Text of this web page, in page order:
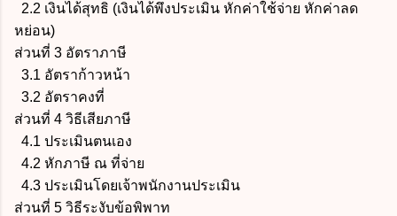
2.2 เงินได้สุทธิ (เงินได้พึงประเมิน หักค่าใช้จ่าย หักค่าลด
หย่อน)
ส่วนที่ 3 อัตราภาษี
3.1 อัตราก้าวหน้า
3.2 อัตราคงที่
ส่วนที่ 4 วิธีเสียภาษี
4.1 ประเมินตนเอง
4.2 หักภาษี ณ ที่จ่าย
4.3 ประเมินโดยเจ้าพนักงานประเมิน
ส่วนที่ 5 วิธีระงับข้อพิพาท